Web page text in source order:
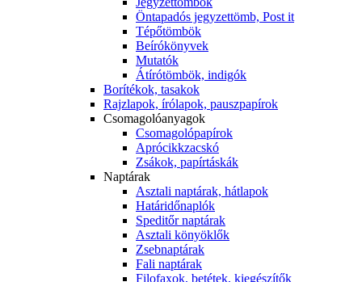
Öntapadós jegyzettömb, Post it
Tépőtömbök
Beírókönyvek
Mutatók
Átírótömbök, indigók
Borítékok, tasakok
Rajzlapok, írólapok, pauszpapírok
Csomagolóanyagok
Csomagolópapírok
Aprócikkzacskó
Zsákok, papírtáskák
Naptárak
Asztali naptárak, hátlapok
Határidőnaplók
Speditőr naptárak
Asztali könyöklők
Zsebnaptárak
Fali naptárak
Filofaxok, betétek, kiegészítők